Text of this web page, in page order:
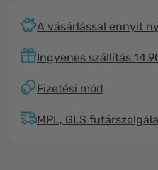
A vásárlással ennyit
Ingyenes szállítás
Fizetési mód
MPL, GLS